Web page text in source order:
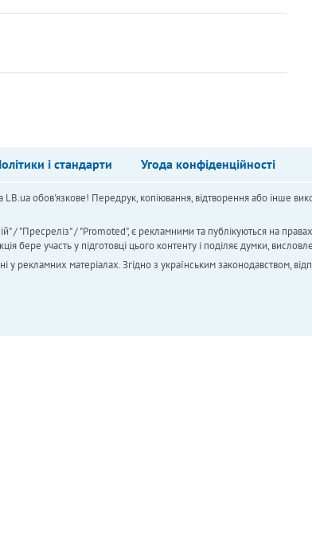
і стандарти Угода конфіденційності
обов'язкове! Передрук, копіювання, відтворення або інше
/ "Пресреліз" / "Promoted", є рекламними та публікуються на
участь у підготовці цього контенту і поділяє думки,
рекламних матеріалах. Згідно з українським законодавством,